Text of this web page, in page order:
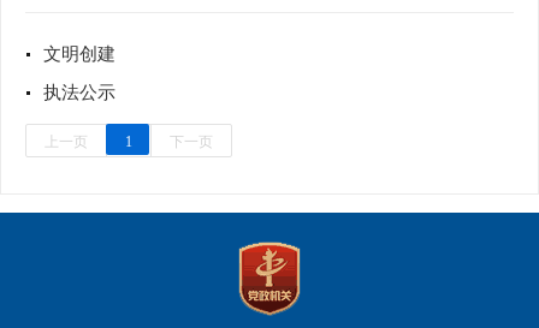
文明创建
执法公示
上一页 1 下一页